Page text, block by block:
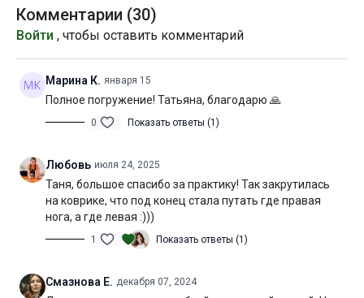
Нагрузка:
Оборудование: не потребуется
Продолжительность:
Комментарии (30)
Войти , чтобы оставить комментарий
Марина К. января 15
Полное погружение! Татьяна, благодарю 🙏
0 Показать ответы (1)
Любовь июля 24, 2025
Таня, большое спасибо за практику! Так закрутилась
на коврике, что под конец стала путать где правая
нога, а где левая :)))
1 Показать ответы (1)
Смазнова Е. декабря 07, 2024